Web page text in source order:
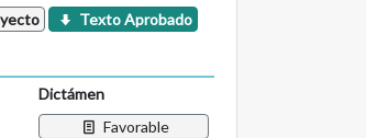
Texto Aprobado
Dictámen
Favorable